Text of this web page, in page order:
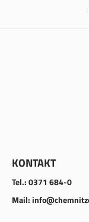
KONTAKT
Tel.: 0371 684-0
Mail: